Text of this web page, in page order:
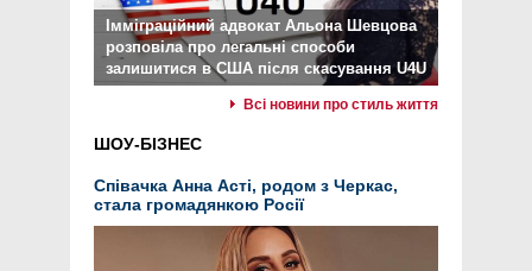
Імміграційний адвокат Альона Шевцова
розповіла про легальні способи
залишитися в США після скасування U4U
Всі новини про стиль життя
ШОУ-БІЗНЕС
Співачка Анна Асті, родом з Черкас,
стала громадянкою Росії